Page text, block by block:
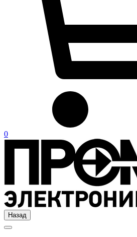
0
Назад